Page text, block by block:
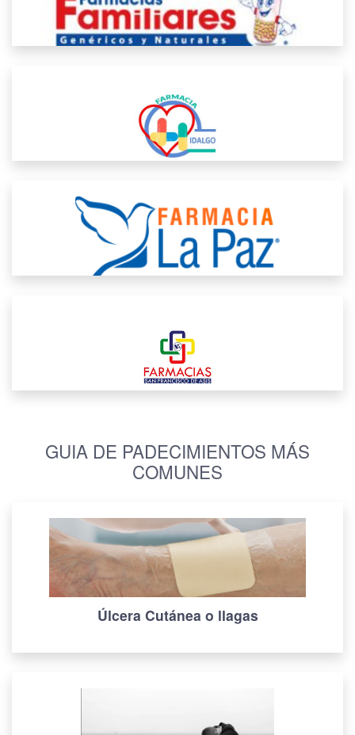
GUIA DE PADECIMIENTOS MÁS
COMUNES
Úlcera Cutánea o llagas